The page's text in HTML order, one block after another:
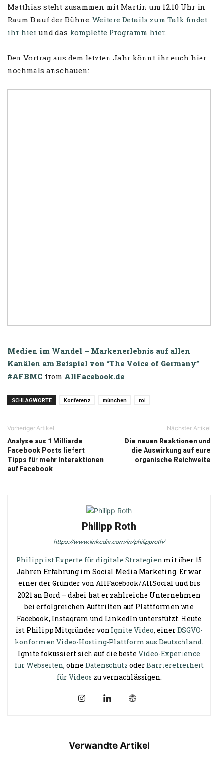
Matthias steht zusammen mit Martin um 12.10 Uhr in
Raum B auf der Bühne. Weitere Details zum Talk findet
ihr hier und das komplette Programm hier.
Den Vortrag aus dem letzten Jahr könnt ihr euch hier
nochmals anschauen:
Medien im Wandel – Markenerlebnis auf allen
Kanälen am Beispiel von “The Voice of Germany”
#AFBMC from AllFacebook.de
SCHLAGWORTE Konferenz münchen roi
Vorheriger Artikel
Analyse aus 1 Milliarde
Facebook Posts liefert
Tipps für mehr Interaktionen
auf Facebook
Nächster Artikel
Die neuen Reaktionen und
die Auswirkung auf eure
organische Reichweite
Philipp Roth
https://www.linkedin.com/in/philipproth/
Philipp ist Experte für digitale Strategien mit über 15
Jahren Erfahrung im Social Media Marketing. Er war
einer der Gründer von AllFacebook/AllSocial und bis
2021 an Bord – dabei hat er zahlreiche Unternehmen
bei erfolgreichen Auftritten auf Plattformen wie
Facebook, Instagram und LinkedIn unterstützt. Heute
ist Philipp Mitgründer von Ignite Video, einerDSGVO-
konformen Video-Hosting-Plattform aus Deutschland.
Ignite fokussiert sich auf die beste Video-Experience
für Webseiten, ohne Datenschutz oderBarrierefreiheit
für Videos zu vernachlässigen.
Verwandte Artikel